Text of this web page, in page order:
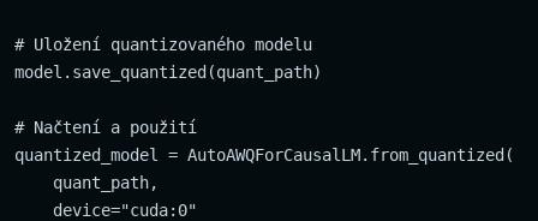
# Uložení quantizovaného modelu
model.save_quantized(quant_path)
# Načtení a použití
quantized_model = AutoAWQForCausalLM.from_quantized(
    quant_path,
    device="cuda:0"